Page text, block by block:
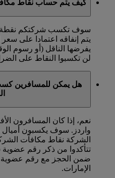
كيف يتم حساب نقاط
سوف تكسب شركتكم نقطة
يتم إنفاقه اعتمادا على
يفرضها الناقل (أو رسوم
لن تكسبوا النقاط على
هل يمكن للمسافرين
نعم، إذا كان المسافرون
واردز. سوف يكسبون
الشركة نقاط مكافآت
تتأكدوا من ذكر رقم عضوية
ضمن الحجز مع رقم
الإمارات.